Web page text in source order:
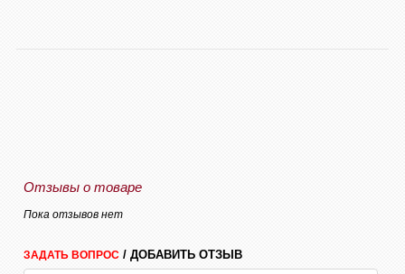
Отзывы о товаре
Пока отзывов нет
ЗАДАТЬ ВОПРОС/ ДОБАВИТЬ ОТЗЫВ